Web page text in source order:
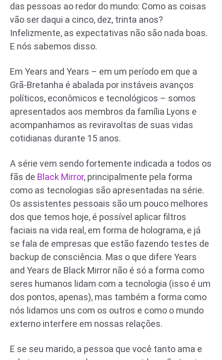
das pessoas ao redor do mundo: Como as coisas
vão ser daqui a cinco, dez, trinta anos?
Infelizmente, as expectativas não são nada boas.
E nós sabemos disso.
Em Years and Years – em um período em que a
Grã-Bretanha é abalada por instáveis avanços
políticos, econômicos e tecnológicos – somos
apresentados aos membros da família Lyons e
acompanhamos as reviravoltas de suas vidas
cotidianas durante 15 anos.
A série vem sendo fortemente indicada a todos os
fãs de Black Mirror, principalmente pela forma
como as tecnologias são apresentadas na série.
Os assistentes pessoais são um pouco melhores
dos que temos hoje, é possível aplicar filtros
faciais na vida real, em forma de holograma, e já
se fala de empresas que estão fazendo testes de
backup de consciência. Mas o que difere Years
and Years de Black Mirror não é só a forma como
seres humanos lidam com a tecnologia (isso é um
dos pontos, apenas), mas também a forma como
nós lidamos uns com os outros e como o mundo
externo interfere em nossas relações.
E se seu marido, a pessoa que você tanto ama e